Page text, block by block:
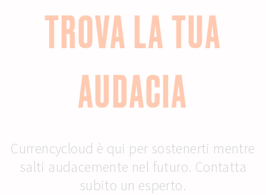
TROVA LA TUA
AUDACIA
Currencycloud è qui per sostenerti mentre
salti audacemente nel futuro. Contatta
subito un esperto.